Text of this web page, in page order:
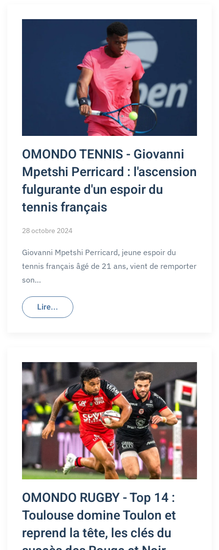
OMONDO TENNIS - Giovanni
Mpetshi Perricard : l'ascension
fulgurante d'un espoir du
tennis français
28 octobre 2024
Giovanni Mpetshi Perricard, jeune espoir du
tennis français âgé de 21 ans, vient de remporter
son…
Lire...
OMONDO RUGBY - Top 14 :
Toulouse domine Toulon et
reprend la tête, les clés du